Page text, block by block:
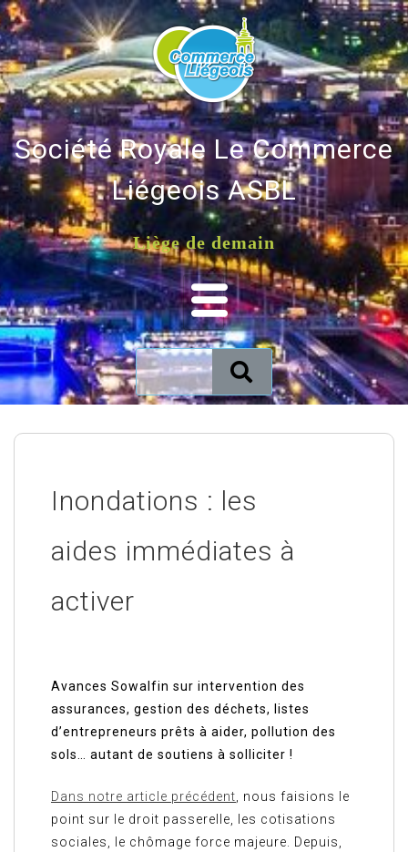
Société Royale Le Commerce
Liégeois ASBL
Liège de demain
Inondations : les
aides immédiates à
activer
Avances Sowalfin sur intervention des
assurances, gestion des déchets, listes
d’entrepreneurs prêts à aider, pollution des
sols… autant de soutiens à solliciter !
Dans notre article précédent , nous faisions le
point sur le droit passerelle, les cotisations
sociales, le chômage force majeure. Depuis,